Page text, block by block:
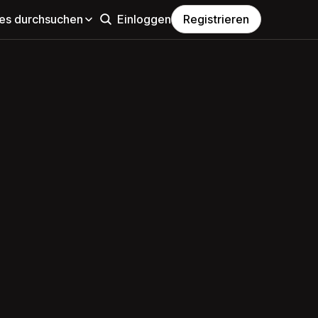
durchsuchen Einloggen Registrieren